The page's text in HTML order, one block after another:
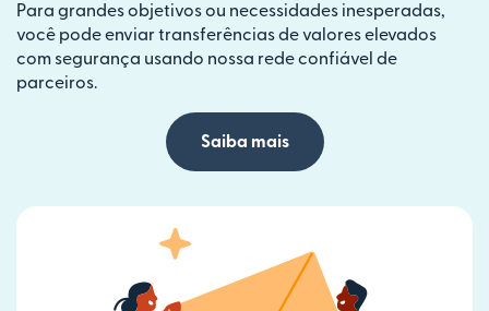
Para grandes objetivos ou necessidades inesperadas,
você pode enviar transferências de valores elevados
com segurança usando nossa rede confiável de
parceiros.
Saiba mais